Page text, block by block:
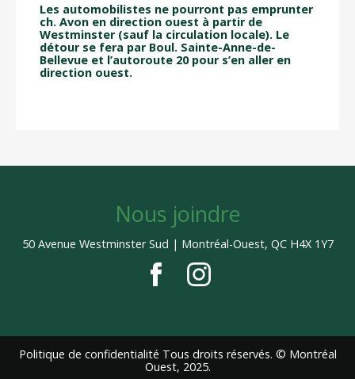
Les automobilistes ne pourront pas emprunter
ch. Avon en direction ouest à partir de
Westminster (sauf la circulation locale). Le
détour se fera par Boul. Sainte-Anne-de-
Bellevue et l’autoroute 20 pour s’en aller en
direction ouest.
Nous joindre
50 Avenue Westminster Sud | Montréal-Ouest, QC H4X 1Y7
Politique de confidentialité Tous droits réservés. © Montréal
Ouest, 2025.